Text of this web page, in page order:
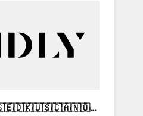
(MSP) - Franchises -
more! How we
workflow